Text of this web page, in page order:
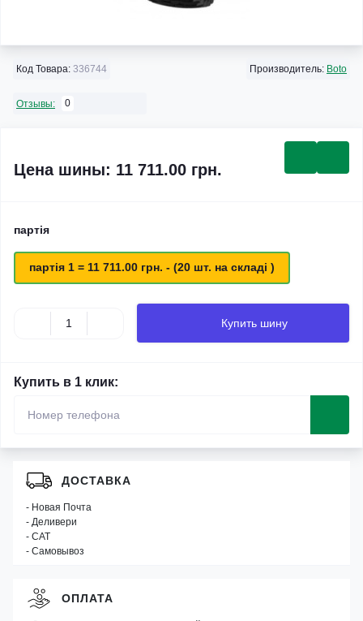
Код Товара: 336744 Производитель: Boto
Отзывы: 0
Цена шины: 11 711.00 грн.
партія
партія 1 = 11 711.00 грн. - (20 шт. на складі )
Купить шину
Купить в 1 клик:
ДОСТАВКА
- Новая Почта
- Деливери
- САТ
- Самовывоз
ОПЛАТА